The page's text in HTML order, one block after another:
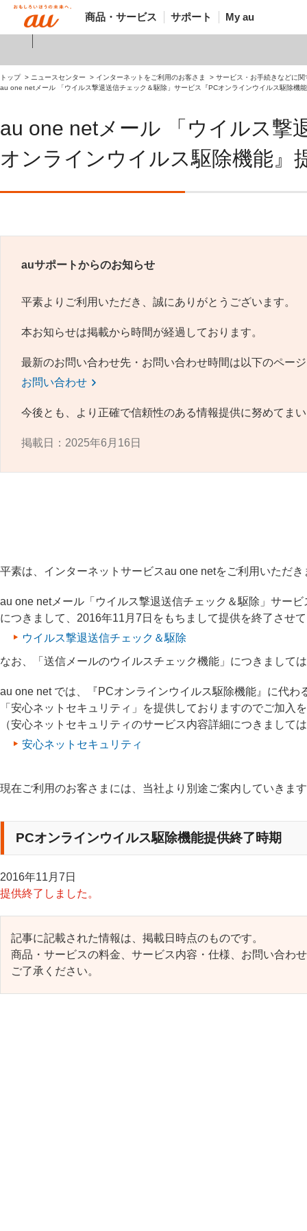
商品・サービス サポート My au
トップ ニュースセンター インターネットをご利用のお客さま
サービス・お手続きなどに関
au one netメール 「ウイルス撃退送信チェック＆駆除」サービス『PCオンラインウイルス駆除機
au one netメール 「ウイルス撃
オンラインウイルス駆除機能』
auサポートからのお知らせ
平素よりご利用いただき、誠にありがとうございます。
本お知らせは掲載から時間が経過しております。
最新のお問い合わせ先・お問い合わせ時間は以下のペー
お問い合わせ
今後とも、より正確で信頼性のある情報提供に努めてま
掲載日：2025年6月16日
平素は、インターネットサービスau one netをご利用いただ
au one netメール「ウイルス撃退送信チェック＆駆除」サー
につきまして、2016年11月7日をもちまして提供を終了させ
ウイルス撃退送信チェック＆駆除
なお、「送信メールのウイルスチェック機能」につきまして
au one net では、『PCオンラインウイルス駆除機能』に代
「安心ネットセキュリティ」を提供しておりますのでご加入
（安心ネットセキュリティのサービス内容詳細につきまして
安心ネットセキュリティ
現在ご利用のお客さまには、当社より別途ご案内していきま
PCオンラインウイルス駆除機能提供終了時期
2016年11月7日
提供終了しました。
記事に記載された情報は、掲載日時点のものです。
商品・サービスの料金、サービス内容・仕様、お問い合わ
ご了承ください。